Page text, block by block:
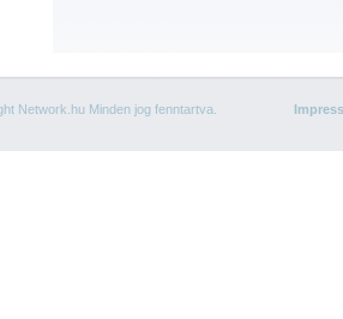
Network.hu Minden jog fenntartva.